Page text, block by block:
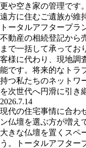
更や空き家の管理です
遠方に住むご遺族が維
トータルアフタープラ
不動産の相続登記から
まで一括して承ってお
客様に代わり、現地調
能です。将来的なトラ
持つ私たちのネットワ
を次世代へ円滑に引き
2026.7.14
現代の住宅事情に合わ
ン仏壇を選ぶ方が増え
大きな仏壇を置くスペ
う。トータルアフター